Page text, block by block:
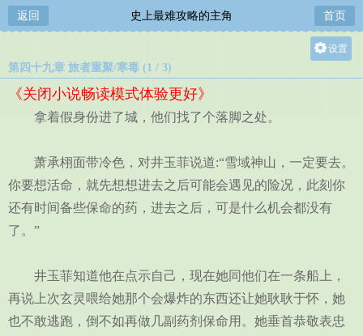
返回 史上最难攻略的主角 首页
设置
第四十九章 旅者重聚/寒毒 (1 / 3)
《关闭小说畅读模式体验更好》
拿着假身份进了城，他们找了个落脚之处。
萧承栩面带冷色，对井玉菲说道:“雪域神山，一定要去。
你要想活命，就先想想进去之后可能会遇见的险况，此刻你
还有时间备些保命的药，进去之后，可是什么机会都没有
了。”
井玉菲知道他在点示自己，现在她同他们在一条船上，
再说上次玄灵喂给她那个会爆炸的东西还让她耿耿于怀，她
也不敢逃跑，倒不如再做几副药剂保命用。她垂首恭敬表忠